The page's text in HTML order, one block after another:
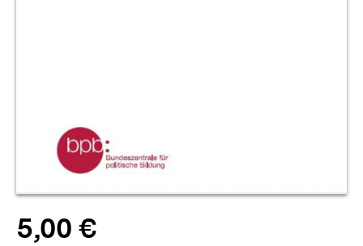
Allgemeine
Informationen
Produktpreis:
5,00 €5zuzüglich